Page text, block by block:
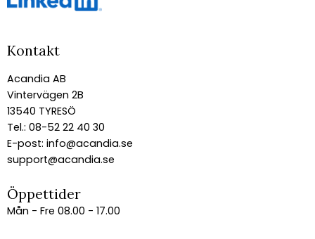
Kontakt
Acandia AB
Vintervägen 2B
13540 TYRESÖ
Tel.: 08-52 22 40 30
E-post: info@acandia.se
support@acandia.se
Öppettider
Mån - Fre 08.00 - 17.00